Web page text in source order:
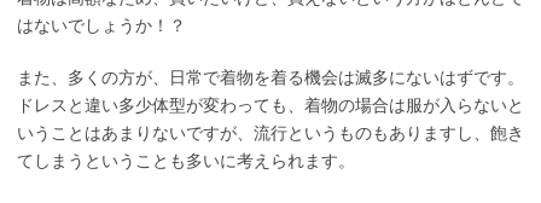
はないでしょうか！？
また、多くの方が、日常で着物を着る機会は滅多にないはずです。
ドレスと違い多少体型が変わっても、着物の場合は服が入らないと
いうことはあまりないですが、流行というものもありますし、飽き
てしまうということも多いに考えられます。